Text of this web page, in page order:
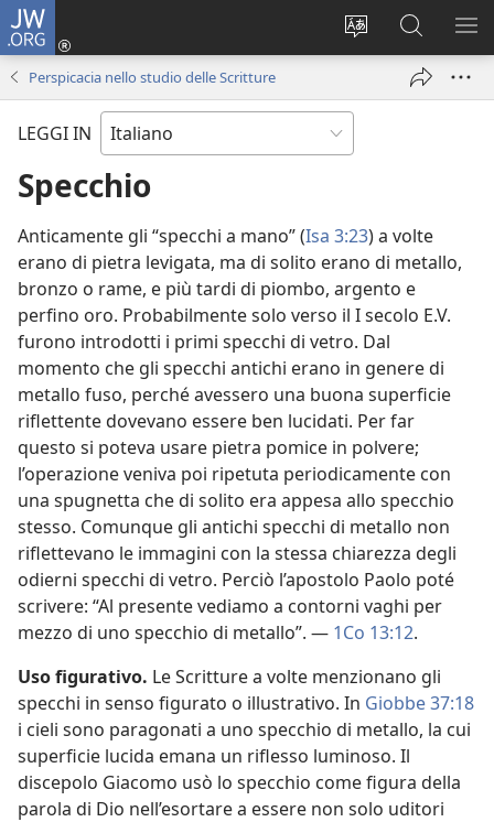
JW.ORG
Modificare
Accedi
(apre
finestra)
Cerca
in
JW.ORG
Perspicacia nello studio delle Scritture
LEGGI IN
Specchio
Anticamente gli “specchi a mano” (Isa 3:23) a volte
erano di pietra levigata, ma di solito erano di metallo,
bronzo o rame, e più tardi di piombo, argento e
perfino oro. Probabilmente solo verso il I secolo E.V.
furono introdotti i primi specchi di vetro. Dal
momento che gli specchi antichi erano in genere di
metallo fuso, perché avessero una buona superficie
riflettente dovevano essere ben lucidati. Per far
questo si poteva usare pietra pomice in polvere;
l’operazione veniva poi ripetuta periodicamente con
una spugnetta che di solito era appesa allo specchio
stesso. Comunque gli antichi specchi di metallo non
riflettevano le immagini con la stessa chiarezza degli
odierni specchi di vetro. Perciò l’apostolo Paolo poté
scrivere: “Al presente vediamo a contorni vaghi per
mezzo di uno specchio di metallo”. — 1Co 13:12.
Uso figurativo. Le Scritture a volte menzionano gli
specchi in senso figurato o illustrativo. In Giobbe 37:18
i cieli sono paragonati a uno specchio di metallo, la cui
superficie lucida emana un riflesso luminoso. Il
discepolo Giacomo usò lo specchio come figura della
parola di Dio nell’esortare a essere non solo uditori